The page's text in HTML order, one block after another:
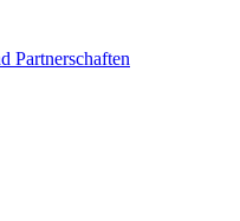
Partnerschaften